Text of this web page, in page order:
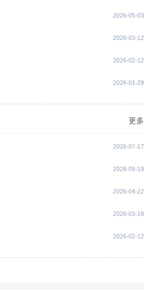
2026-05-03
2026-03-12
2026-02-12
2026-01-29
更多
2026-07-17
2026-05-19
2026-04-22
2026-03-18
2026-02-12